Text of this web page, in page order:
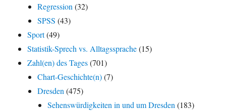
Regression (32)
SPSS (43)
Sport(49)
Statistik-Sprech vs. Alltagssprache(15)
Zahl(en) des Tages(701)
Chart-Geschichte(n)(7)
Dresden (475)
Sehenswürdigkeiten in und um Dresden (183)